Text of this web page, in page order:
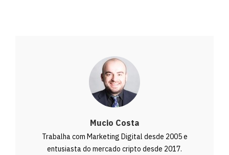
Mucio Costa
Trabalha com Marketing Digital desde 2005 e
entusiasta do mercado cripto desde 2017.